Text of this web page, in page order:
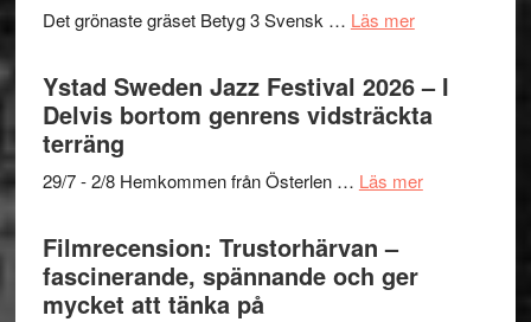
med
Mulder
och
Dana
Kulturs
Det grönaste gräset Betyg 3 Svensk … Läs merom
Det
grönaste
gräset
en
hjärtevarm
Ystad Sweden Jazz Festival 2026 – I
Delvis bortom genrens vidsträckta
terräng
29/7 - 2/8 Hemkommen från Österlen … Läs merom
Filmrecension: Trustorhärvan –
fascinerande, spännande och ger
mycket att tänka på